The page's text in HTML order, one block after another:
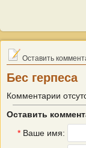
Оставить
Бес герпеса
Комментарии
Оставить
* Ваше имя: